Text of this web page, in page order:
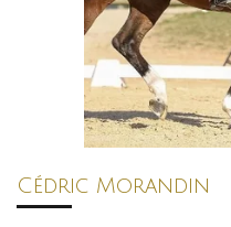
Cédric Morandin